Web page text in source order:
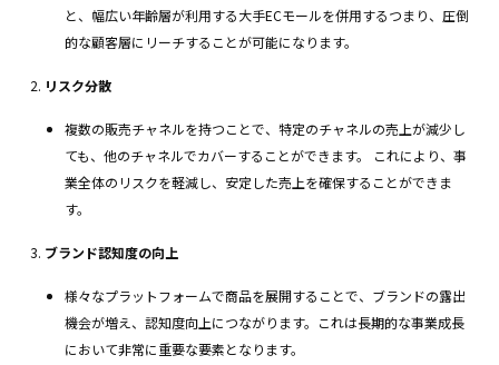
と、幅広い年齢層が利用する大手ECモールを併用するつまり、圧倒
的な顧客層にリーチすることが可能になります。
リスク分散
複数の販売チャネルを持つことで、特定のチャネルの売上が減少し
ても、他のチャネルでカバーすることができます。 これにより、事
業全体のリスクを軽減し、安定した売上を確保することができま
す。
ブランド認知度の向上
様々なプラットフォームで商品を展開することで、ブランドの露出
機会が増え、認知度向上につながります。これは長期的な事業成長
において非常に重要な要素となります。